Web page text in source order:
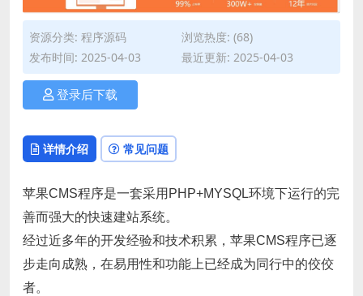
资源分类: 程序源码
浏览热度: (68)
发布时间: 2025-04-03
最近更新: 2025-04-03
登录后下载
详情介绍 常见问题
苹果CMS程序是一套采用PHP+MYSQL环境下运行的完
善而强大的快速建站系统。
经过近多年的开发经验和技术积累，苹果CMS程序已逐
步走向成熟，在易用性和功能上已经成为同行中的佼佼
者。